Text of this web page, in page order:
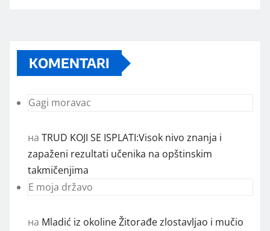
KOMENTARI
Gagi moravac
на TRUD KOJI SE ISPLATI:Visok nivo znanja i
zapaženi rezultati učenika na opštinskim
takmičenjima
E moja državo
на Mladić iz okoline Žitorađe zlostavljao i mučio